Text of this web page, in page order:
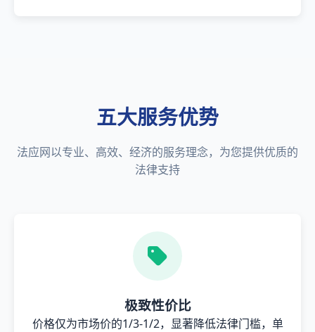
五大服务优势
法应网以专业、高效、经济的服务理念，为您提供优质的
法律支持
极致性价比
价格仅为市场价的1/3-1/2，显著降低法律门槛，单